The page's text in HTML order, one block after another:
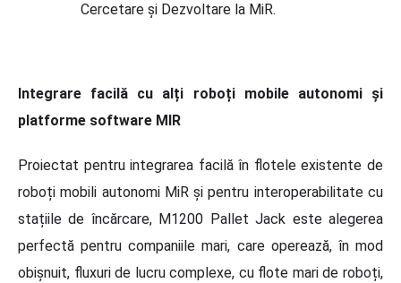
Cercetare și Dezvoltare la MiR.
Integrare facilă cu alți roboți mobile autonomi și
platforme software MIR
Proiectat pentru integrarea facilă în flotele existente de
roboți mobili autonomi MiRși pentru interoperabilitate cu
stațiile de încărcare, M1200 Pallet Jack este alegerea
perfectă pentru companiile mari, care operează, în mod
obișnuit, fluxuri de lucru complexe, cu flote mari de roboți,